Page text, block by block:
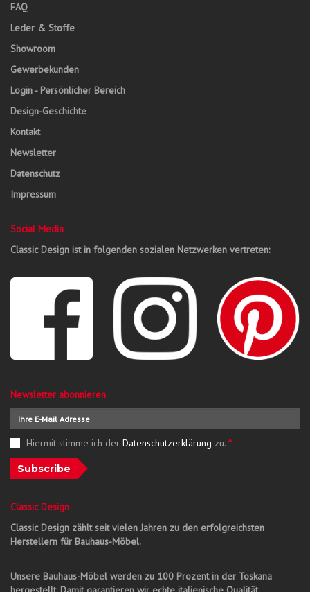
FAQ
Leder & Stoffe
Showroom
Gewerbekunden
Login - Persönlicher Bereich
Design-Geschichte
Kontakt
Newsletter
Datenschutz
Impressum
Social Media
Classic Design ist in folgenden sozialen Netzwerken vertreten:
Newsletter abonnieren
Hiermit stimme ich der Datenschutzerklärung zu. *
Subscribe
Classic Design
Classic Design zählt seit vielen Jahren zu den erfolgreichsten
Herstellern für Bauhaus-Möbel.
Unsere Bauhaus-Möbel werden zu 100 Prozent in der Toskana